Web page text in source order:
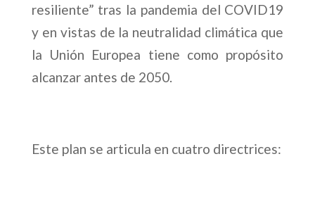
resiliente” tras la pandemia del COVID19
y en vistas de la neutralidad climática que
la Unión Europea tiene como propósito
alcanzar antes de 2050.
Este plan se articula en cuatro directrices: